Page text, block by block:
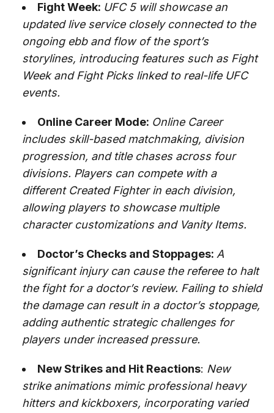
Fight Week: UFC 5 will showcase an
updated live service closely connected to the
ongoing ebb and flow of the sport’s
storylines, introducing features such as Fight
Week and Fight Picks linked to real-life UFC
events.
Online Career Mode: Online Career
includes skill-based matchmaking, division
progression, and title chases across four
divisions. Players can compete with a
different Created Fighter in each division,
allowing players to showcase multiple
character customizations and Vanity Items.
Doctor’s Checks and Stoppages: A
significant injury can cause the referee to halt
the fight for a doctor’s review. Failing to shield
the damage can result in a doctor’s stoppage,
adding authentic strategic challenges for
players under increased pressure.
New Strikes and Hit Reactions: New
strike animations mimic professional heavy
hitters and kickboxers, incorporating varied